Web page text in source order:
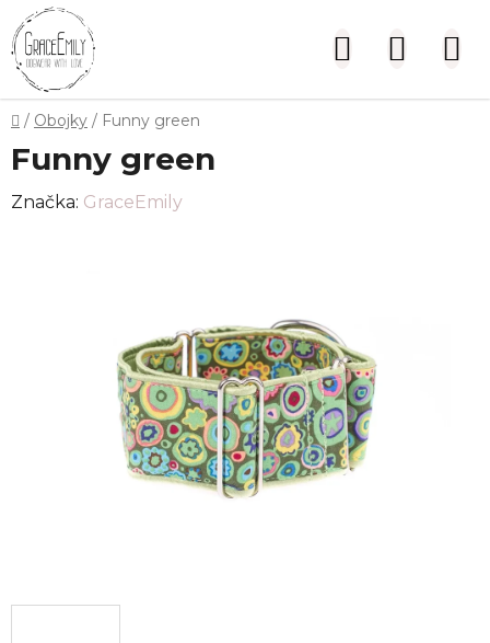
Přejít
na
obsah
KOŠÍK
Domů
/ Obojky / Funny green
Funny green
Značka: GraceEmily